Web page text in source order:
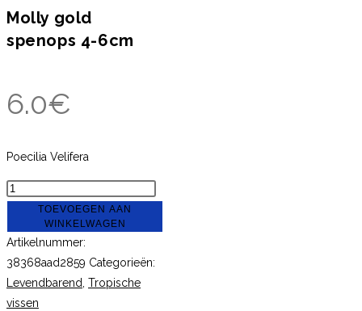
Molly gold
spenops 4-6cm
6.0€
Poecilia Velifera
Molly
spenops
4-
6cm
aantal
TOEVOEGEN AAN
WINKELWAGEN
Artikelnummer:
38368aad2859 Categorieën:
Levendbarend, Tropische
vissen